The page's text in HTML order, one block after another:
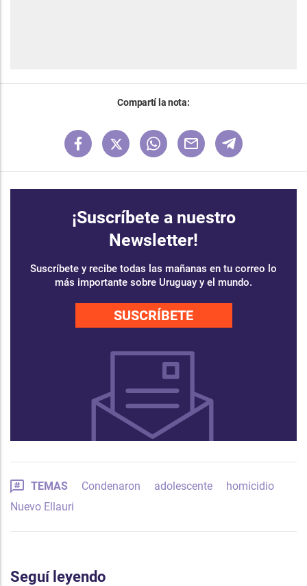
Compartí la nota:
¡Suscríbete a nuestro
Newsletter!
Suscríbete y recibe todas las mañanas en tu correo lo
más importante sobre Uruguay y el mundo.
SUSCRÍBETE
TEMAS Condenaron adolescente
homicidio
Nuevo Ellauri
Seguí leyendo